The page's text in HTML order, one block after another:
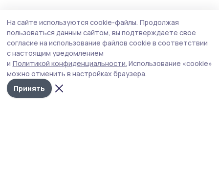
На сайте используются cookie-файлы. Продолжая
пользоваться данным сайтом, вы подтверждаете свое
согласие на использование файлов cookie в соответствии
с настоящим уведомлением
и Политикой конфиденциальности. Использование «cookie»
можно отменить в настройках браузера.
Принять